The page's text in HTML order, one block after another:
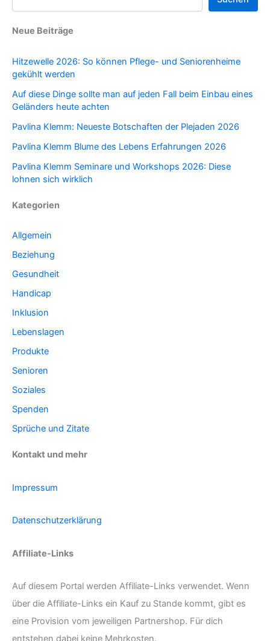
Neue Beiträge
Hitzewelle 2026: So können Pflege- und Seniorenheime
gekühlt werden
Auf diese Dinge sollte man auf jeden Fall beim Einbau eines
Geländers heute achten
Pavlina Klemm: Neueste Botschaften der Plejaden 2026
Pavlina Klemm Blume des Lebens Erfahrungen 2026
Pavlina Klemm Seminare und Workshops 2026: Diese
lohnen sich wirklich
Kategorien
Allgemein
Beziehung
Gesundheit
Handicap
Inklusion
Lebenslagen
Produkte
Senioren
Soziales
Spenden
Sprüche und Zitate
Kontakt und mehr
Impressum
Datenschutzerklärung
Affiliate-Links
Auf diesem Portal werden Affiliate-Links verwendet. Wenn
über die Affiliate-Links ein Kauf zu Stande kommt, gibt es
eine Provision vom jeweiligen Partnershop. Für dich
entstehen dabei keine Mehrkosten.